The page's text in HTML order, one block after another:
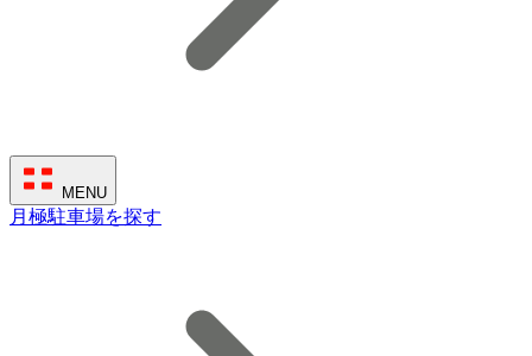
MENU
月極駐車場を探す